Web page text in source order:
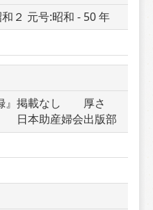
２ 元号:昭和 - 50 年
』掲載なし　　厚さ
　日本助産婦会出版部